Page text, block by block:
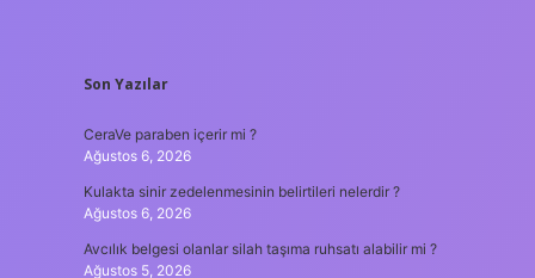
SIDEBAR
Son Yazılar
CeraVe paraben içerir mi ?
Ağustos 6, 2026
Kulakta sinir zedelenmesinin belirtileri nelerdir ?
Ağustos 6, 2026
Avcılık belgesi olanlar silah taşıma ruhsatı alabilir mi ?
Ağustos 5, 2026